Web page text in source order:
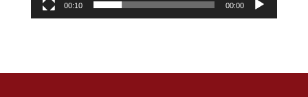
00:00
00:10